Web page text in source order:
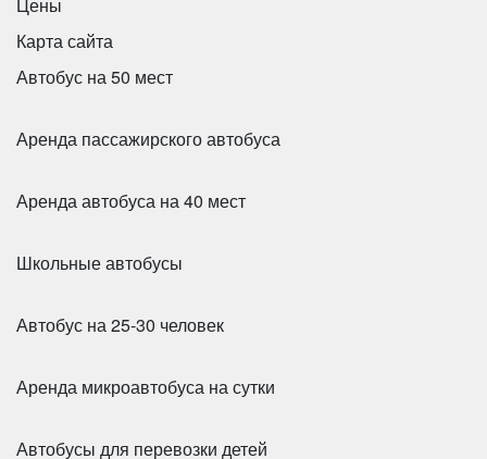
Карта сайта
Автобус на 50 мест
Аренда пассажирского автобуса
Аренда автобуса на 40 мест
Школьные автобусы
Автобус на 25-30 человек
Аренда микроавтобуса на сутки
Автобусы для перевозки детей